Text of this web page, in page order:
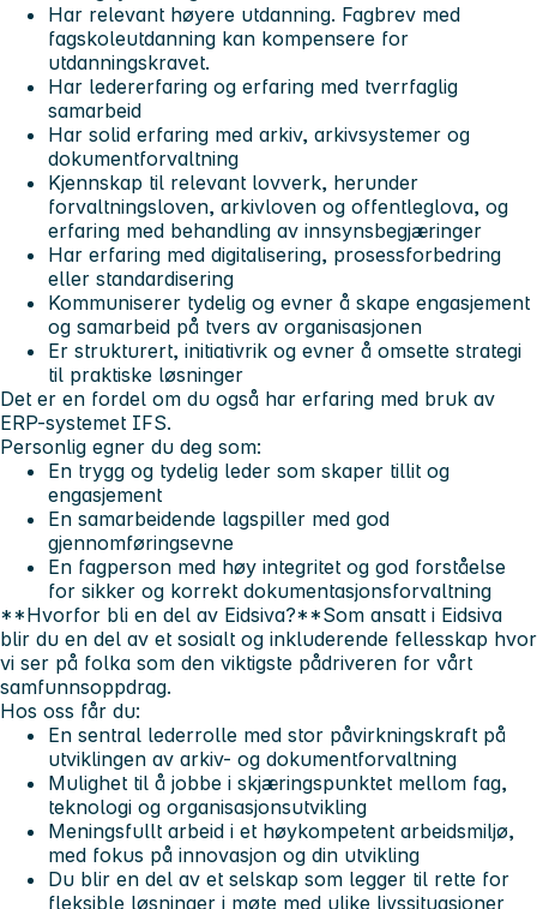
Har relevant høyere utdanning. Fagbrev med
fagskoleutdanning kan kompensere for
utdanningskravet.
Har ledererfaring og erfaring med tverrfaglig
samarbeid
Har solid erfaring med arkiv, arkivsystemer og
dokumentforvaltning
Kjennskap til relevant lovverk, herunder
forvaltningsloven, arkivloven og offentleglova, og
erfaring med behandling av innsynsbegjæringer
Har erfaring med digitalisering, prosessforbedring
eller standardisering
Kommuniserer tydelig og evner å skape engasjement
og samarbeid på tvers av organisasjonen
Er strukturert, initiativrik og evner å omsette strategi
til praktiske løsninger
Det er en fordel om du også har erfaring med bruk av
ERP-systemet IFS.
Personlig egner du deg som:
En trygg og tydelig leder som skaper tillit og
engasjement
En samarbeidende lagspiller med god
gjennomføringsevne
En fagperson med høy integritet og god forståelse
for sikker og korrekt dokumentasjonsforvaltning
**Hvorfor bli en del av Eidsiva?**Som ansatt i Eidsiva
blir du en del av et sosialt og inkluderende fellesskap hvor
vi ser på folka som den viktigste pådriveren for vårt
samfunnsoppdrag.
Hos oss får du:
En sentral lederrolle med stor påvirkningskraft på
utviklingen av arkiv- og dokumentforvaltning
Mulighet til å jobbe i skjæringspunktet mellom fag,
teknologi og organisasjonsutvikling
Meningsfullt arbeid i et høykompetent arbeidsmiljø,
med fokus på innovasjon og din utvikling
Du blir en del av et selskap som legger til rette for
fleksible løsninger i møte med ulike livssituasjoner